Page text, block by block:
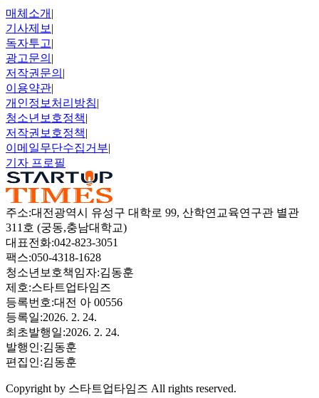
매체소개 |
기사제보 |
독자투고|
광고문의 |
저작권문의 |
이용약관|
개인정보처리방침|
청소년보호정책|
저작권보호정책|
이메일무단수집거부|
기자 프로필
주소:대전광역시 유성구 대학로 99, 산학연교육연구관 별관
311호 (궁동,충남대학교)
대표전화:042-823-3051
팩스:050-4318-1628
청소년보호책임자:김동훈
제호:스타트업타임즈
등록번호:대전 아 00556
등록일:2026. 2. 24.
최초발행일:2026. 2. 24.
발행인:김동훈
편집인:김동훈
Copyright by 스타트업타임즈 All rights reserved.